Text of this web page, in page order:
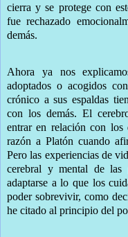
cierra y se protege con
fue rechazado
demás.
Ahora ya nos
adoptados o acogidos
crónico a sus espaldas
con los demás. El
entrar en relación con los
razón a Platón cuando
Pero las experiencias de
cerebral y mental de las
adaptarse a lo que los
poder sobrevivir, como
he citado al principio del